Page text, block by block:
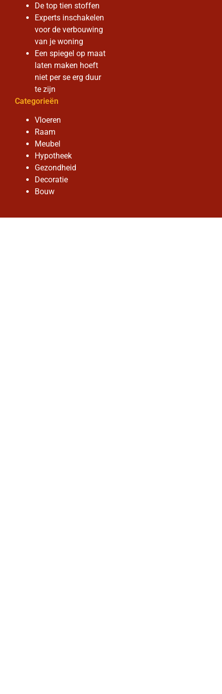
De top tien stoffen
Experts inschakelen
voor de verbouwing
van je woning
Een spiegel op maat
laten maken hoeft
niet per se erg duur
te zijn
Categorieën
Vloeren
Raam
Meubel
Hypotheek
Gezondheid
Decoratie
Bouw